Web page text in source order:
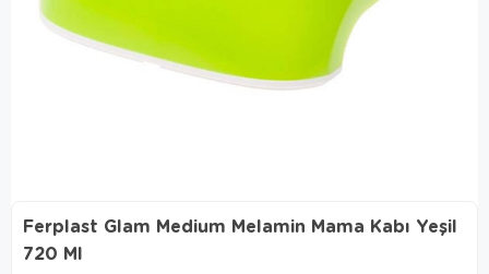
Ferplast Glam Medium Melamin Mama Kabı Yeşil
720 Ml